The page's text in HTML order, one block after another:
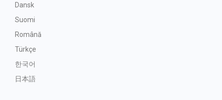
Dansk
Suomi
Română
Türkçe
한국어
日本語